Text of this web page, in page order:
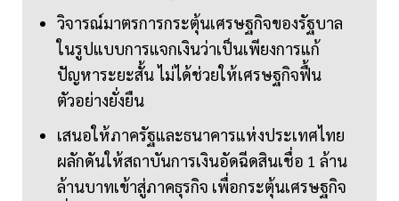
วิจารณ์มาตรการกระตุ้นเศรษฐกิจของรัฐบาล
ในรูปแบบการแจกเงินว่าเป็นเพียงการแก้
ปัญหาระยะสั้น ไม่ได้ช่วยให้เศรษฐกิจฟื้น
ตัวอย่างยั่งยืน
เสนอให้ภาครัฐและธนาคารแห่งประเทศไทย
ผลักดันให้สถาบันการเงินอัดฉีดสินเชื่อ 1 ล้าน
ล้านบาทเข้าสู่ภาคธุรกิจ เพื่อกระตุ้นเศรษฐกิจ